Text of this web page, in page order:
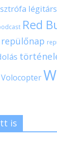
Red
repülőnap
Volocopter
is